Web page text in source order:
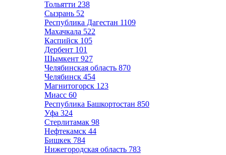
Тольятти 238
Сызрань 52
Республика Дагестан 1109
Махачкала 522
Каспийск 105
Дербент 101
Шымкент 927
Челябинская область 870
Челябинск 454
Магнитогорск 123
Миасс 60
Республика Башкортостан 850
Уфа 324
Стерлитамак 98
Нефтекамск 44
Бишкек 784
Нижегородская область 783